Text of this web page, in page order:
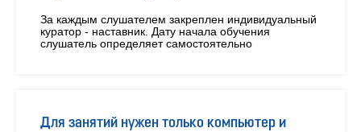
За каждым слушателем закреплен индивидуальный
куратор - наставник. Дату начала обучения
слушатель определяет самостоятельно
Для занятий нужен только компьютер и